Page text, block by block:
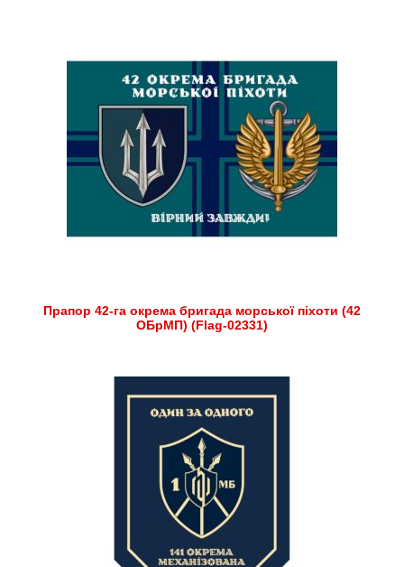
Прапор 42-га окрема бригада морської піхоти (42
ОБрМП) (Flag-02331)